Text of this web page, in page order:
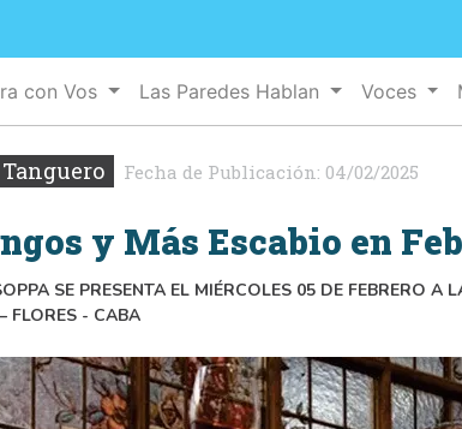
con Vos Las Paredes Hablan Voces
Fecha de Publicación: 04/02/2025
y Más Escabio en
SE PRESENTA EL MIÉRCOLES 05 DE FEBRERO A
FLORES - CABA